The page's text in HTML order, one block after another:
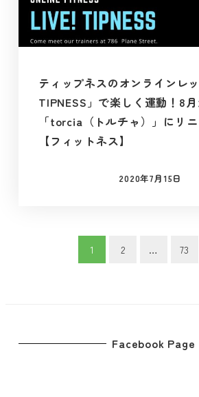
ティップネスのオンラインレ
TIPNESS」で楽しく運動！8
「torcia（トルチャ）」にリ
【フィットネス】
投稿日
2020年7月15日
1 2 … 73
Facebook Page